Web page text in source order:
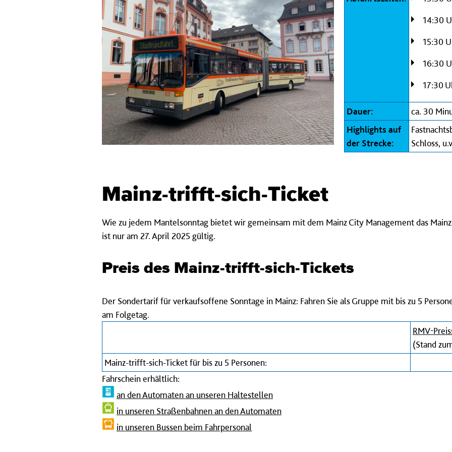
14:30
15:30
16:30
17:30
Dauer:
ca. 30
Highlights auf
der Strecke:
Schloss,
Mainz-trifft-sich-Ticket
Wie zu jedem Mantelsonntag bietet wir gemeinsam mit dem Mainz City Management das
ist nur am 27. April 2025 gültig.
Preis des Mainz-trifft-sich-Tickets
Der Sondertarif für verkaufsoffene Sonntage in Mainz: Fahren Sie als Gruppe mit bis zu 5
am Folgetag.
RMV-
(Stand
Mainz-trifft-sich-Ticket für bis zu 5 Personen:
Fahrschein erhältlich:
an den Automaten an unseren Haltestellen
in unseren Straßenbahnen an den Automaten
in unseren Bussen beim Fahrpersonal